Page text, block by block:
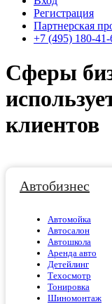
Регистрация
Партнерская
+7 (495) 180-41-
Сферы
клиентов
Автобизнес
Автомойка
Автосалон
Автошкола
Аренда авто
Детейлинг
Техосмотр
Тонировка
Шиномонтаж